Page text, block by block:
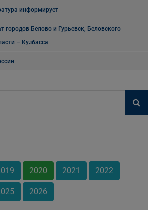
информирует
городов Белово и Гурьевск, Беловского
– Кузбасса
2020 2021 2022
2026